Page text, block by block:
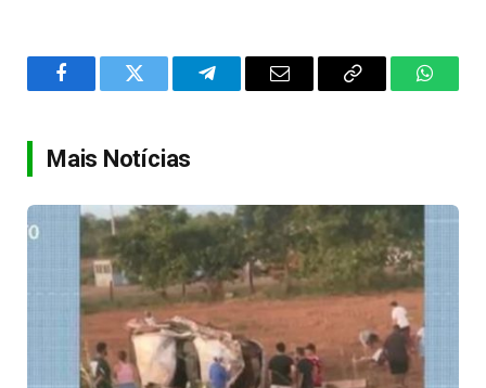
FacebookTwitter TelegramEmail
Copy
Mais Notícias